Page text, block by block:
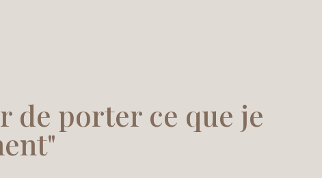
de porter ce que je